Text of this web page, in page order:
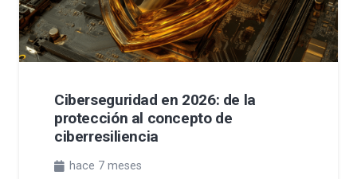
Ciberseguridad en 2026: de la
protección al concepto de
ciberresiliencia
hace 7 meses